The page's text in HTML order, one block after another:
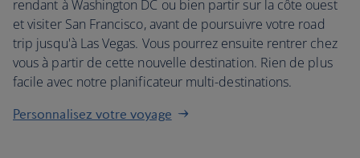
rendant à Washington DC ou bien partir sur la côte ouest
et visiter San Francisco, avant de poursuivre votre road
trip jusqu'à Las Vegas. Vous pourrez ensuite rentrer chez
vous à partir de cette nouvelle destination. Rien de plus
facile avec notre planificateur multi-destinations.
Personnalisez votre voyage